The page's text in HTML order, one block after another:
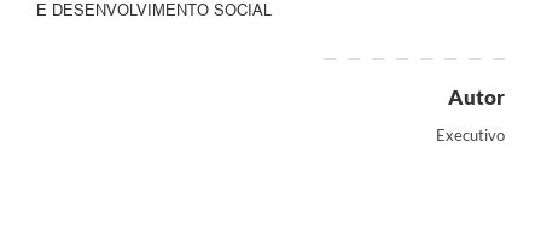
E DESENVOLVIMENTO SOCIAL
Autor
Executivo